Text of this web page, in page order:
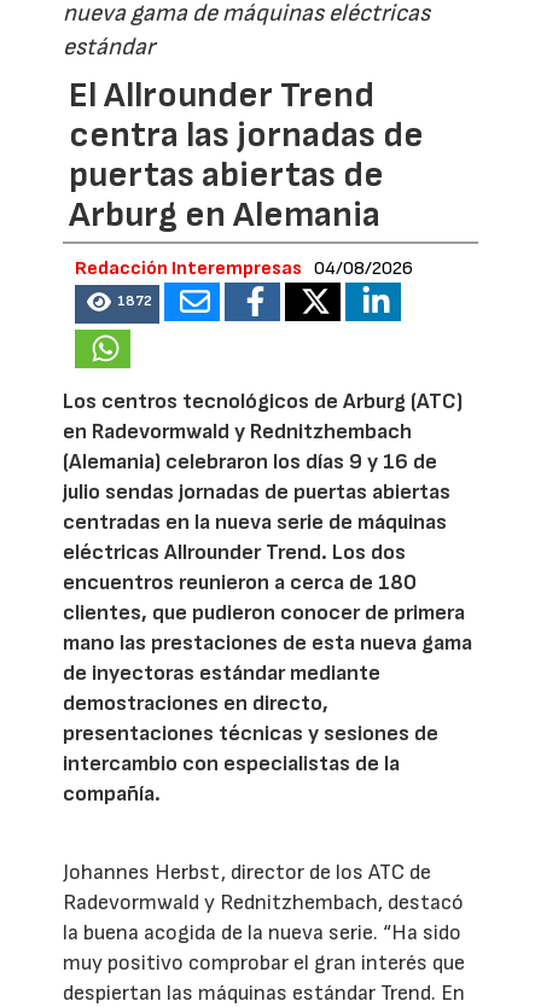
nueva gama de máquinas eléctricas
estándar
El Allrounder Trend
centra las jornadas de
puertas abiertas de
Arburg en Alemania
Redacción Interempresas 04/08/2026
1872
Los centros tecnológicos de Arburg (ATC)
en Radevormwald y Rednitzhembach
(Alemania) celebraron los días 9 y 16 de
julio sendas jornadas de puertas abiertas
centradas en la nueva serie de máquinas
eléctricas Allrounder Trend. Los dos
encuentros reunieron a cerca de 180
clientes, que pudieron conocer de primera
mano las prestaciones de esta nueva gama
de inyectoras estándar mediante
demostraciones en directo,
presentaciones técnicas y sesiones de
intercambio con especialistas de la
compañía.
Johannes Herbst, director de los ATC de
Radevormwald y Rednitzhembach, destacó
la buena acogida de la nueva serie. “Ha sido
muy positivo comprobar el gran interés que
despiertan las máquinas estándar Trend. En